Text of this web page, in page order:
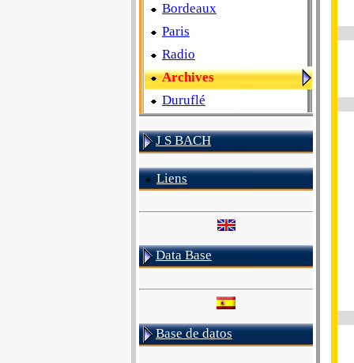
Bordeaux
Paris
Radio
Archives
Duruflé
J S BACH
Liens
Data Base
Base de datos